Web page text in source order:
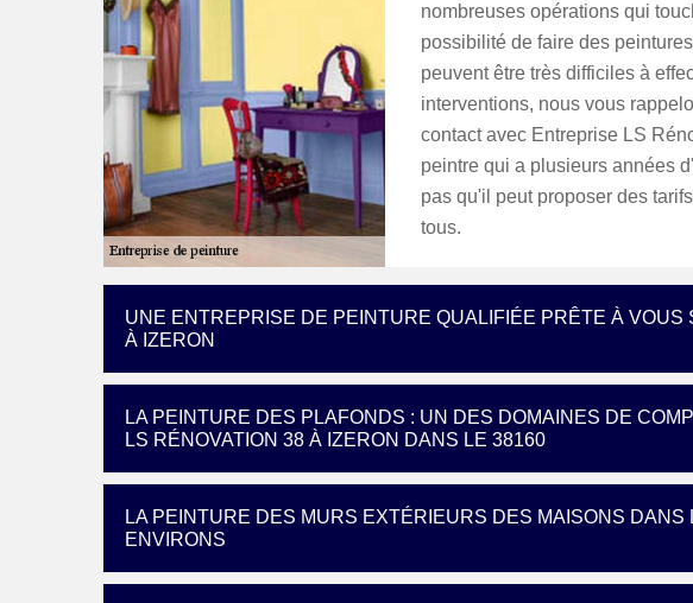
nombreuses opérations qui
possibilité de faire des
peuvent être très difficiles à
interventions, nous vous
contact avec Entreprise LS
peintre qui a plusieurs années
pas qu'il peut proposer des
tous.
UNE ENTREPRISE DE PEINTURE QUALIFIÉE PRÊTE À VOUS
À IZERON
LA PEINTURE DES PLAFONDS : UN DES DOMAINES DE
LS RÉNOVATION 38 À IZERON DANS LE 38160
LA PEINTURE DES MURS EXTÉRIEURS DES MAISONS DANS
ENVIRONS